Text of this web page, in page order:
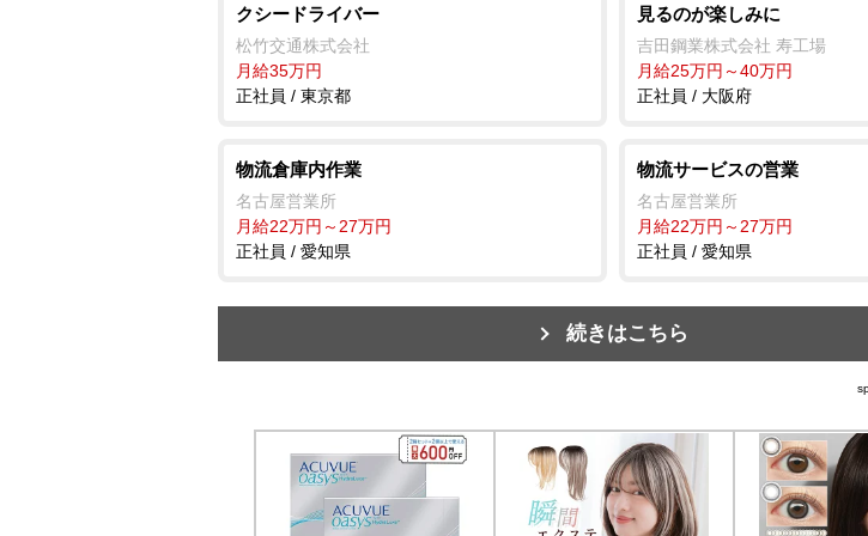
クシードライバー
松竹交通株式会社
月給35万円
正社員 / 東京都
見るのが楽しみに
吉田鋼業株式会社 寿工場
月給25万円～40万円
正社員 / 大阪府
物流倉庫内作業
名古屋営業所
月給22万円～27万円
正社員 / 愛知県
物流サービスの営業
名古屋営業所
月給22万円～27万円
正社員 / 愛知県
続きはこちら